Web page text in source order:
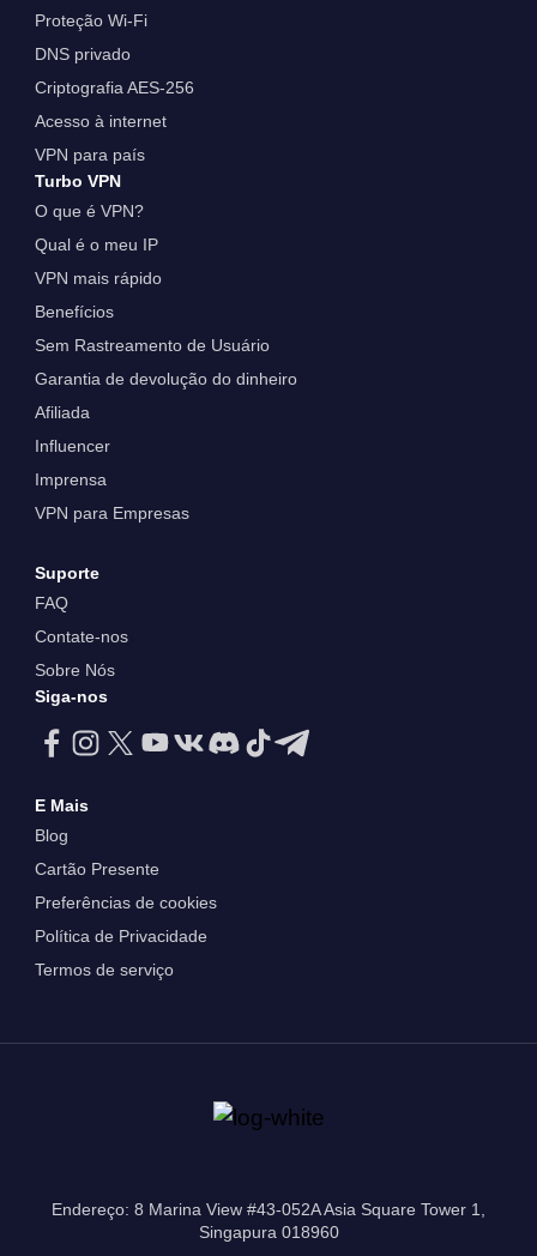
Proteção Wi-Fi
DNS privado
Criptografia AES-256
Acesso à internet
VPN para país
Turbo VPN
O que é VPN?
Qual é o meu IP
VPN mais rápido
Benefícios
Sem Rastreamento de Usuário
Garantia de devolução do dinheiro
Afiliada
Influencer
Imprensa
VPN para Empresas
Suporte
FAQ
Contate-nos
Sobre Nós
Siga-nos
E Mais
Blog
Cartão Presente
Preferências de cookies
Política de Privacidade
Termos de serviço
Endereço: 8 Marina View #43-052A Asia Square Tower 1,
Singapura 018960